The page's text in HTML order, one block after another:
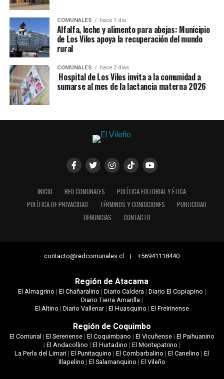
COMUNALES hace 1 día
Alfalfa, leche y alimento para abejas: Municipio
de Los Vilos apoya la recuperación del mundo
rural
COMUNALES hace 2 días
Hospital de Los Vilos invita a la comunidad a
sumarse al mes de la lactancia materna 2026
INICIO RED COMUNALES
POLÍTICA EDITORIAL Y ÉTICA
POLÍTICA DE PRIVACIDAD
TÉRMINOS Y CONDICIONES
PUBLICIDAD
DENUNCIAS
CONTACTO
contacto@redcomunales.cl | +56941118440
Región de Atacama
El Almagrino | El Chañaralino | Diario Caldera | Diario El Copiapino |
Diario Tierra Amarilla |
El Altino | Diario Vallenar| El Huasquino | El Freirinense
Región de Coquimbo
El Comunal | El Serenense| El Coquimbano | El Vicuñense| El Paihuanino
| El Andacollino | El Hurtadino | El Montepatrino |
La Perla del Limarí|El Punitaquino |El Combarbalino |El Canelino |El
Illapelino | El Salamanquino | El Vileño